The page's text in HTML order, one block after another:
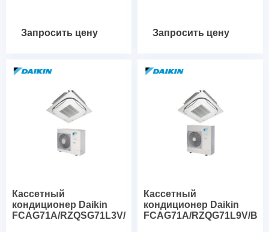
Запросить цену Запросить цену
Кассетный
кондиционер Daikin
FCAG71A/RZQSG71L3V/BYCQ140D
Кассетный
кондиционер Daikin
FCAG71A/RZQG71L9V/